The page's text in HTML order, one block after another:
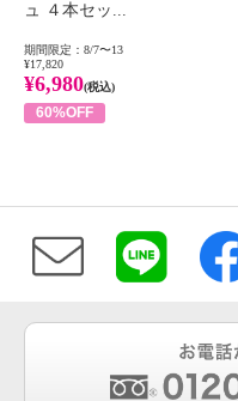
ュ ４本セッ...
期間限定：8/7〜13
¥17,820
¥6,980(税込)
60%OFF